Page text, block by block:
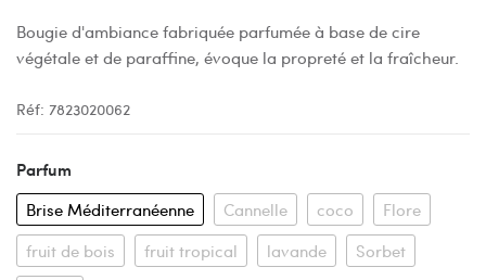
Bougie d'ambiance fabriquée parfumée à base de cire
végétale et de paraffine, évoque la propreté et la fraîcheur.
Réf: 7823020062
Parfum
Brise Méditerranéenne Cannelle coco
Flore
fruit de bois
fruit tropical lavande
Sorbet